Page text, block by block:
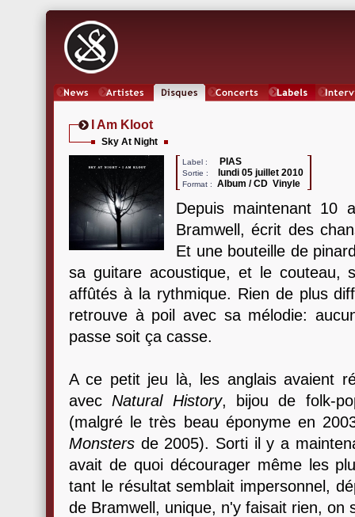
I Am Kloot
Sky At Night
Label : PIAS
Sortie : lundi 05 juillet 2010
Format : Album / CD Vinyle
Depuis maintenant 10
Bramwell, écrit des
Et une bouteille de
sa guitare acoustique, et le couteau,
affûtés à la rythmique. Rien de plus
retrouve à poil avec sa mélodie:
passe soit ça casse.
A ce petit jeu là, les anglais avaient
avecNatural History, bijou de folk-
(malgré le très beau éponyme en
Monsters de 2005). Sorti il y a
avait de quoi décourager même les
tant le résultat semblait impersonnel,
de Bramwell, unique, n'y faisait rien, on